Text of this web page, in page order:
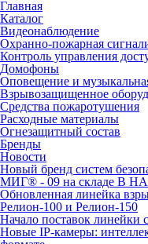
Главная
Каталог
Видеонаблюдение
Охранно-пожарная
Контроль управления
Домофоны
Оповещение и
Взрывозащищенное
Средства пожаротушения
Расходные материалы
Огнезащитный состав
Бренды
Новости
Новый бренд систем
МИГ® - 09 на складе В
Обновленная линейка
Релион-100 и Релион-150
Начало поставок линейки
Новые IP-камеры: